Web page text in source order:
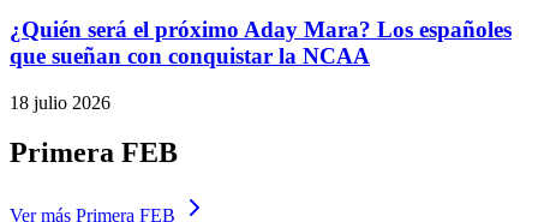
¿Quién será el próximo Aday Mara? Los españoles
que sueñan con conquistar la NCAA
18 julio 2026
Primera FEB
Ver más Primera FEB